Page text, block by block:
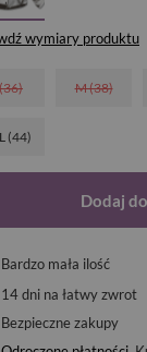
wymiary produktu
M (38)
(44)
Dodaj
Bardzo mała ilość
14dni na łatwy zwrot
Bezpieczne zakupy